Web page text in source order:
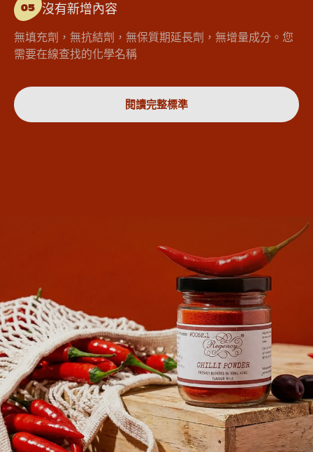
05 沒有新增內容
無填充劑，無抗結劑，無保質期延長劑，無增量成分。您
需要在線查找的化學名稱
閱讀完整標準